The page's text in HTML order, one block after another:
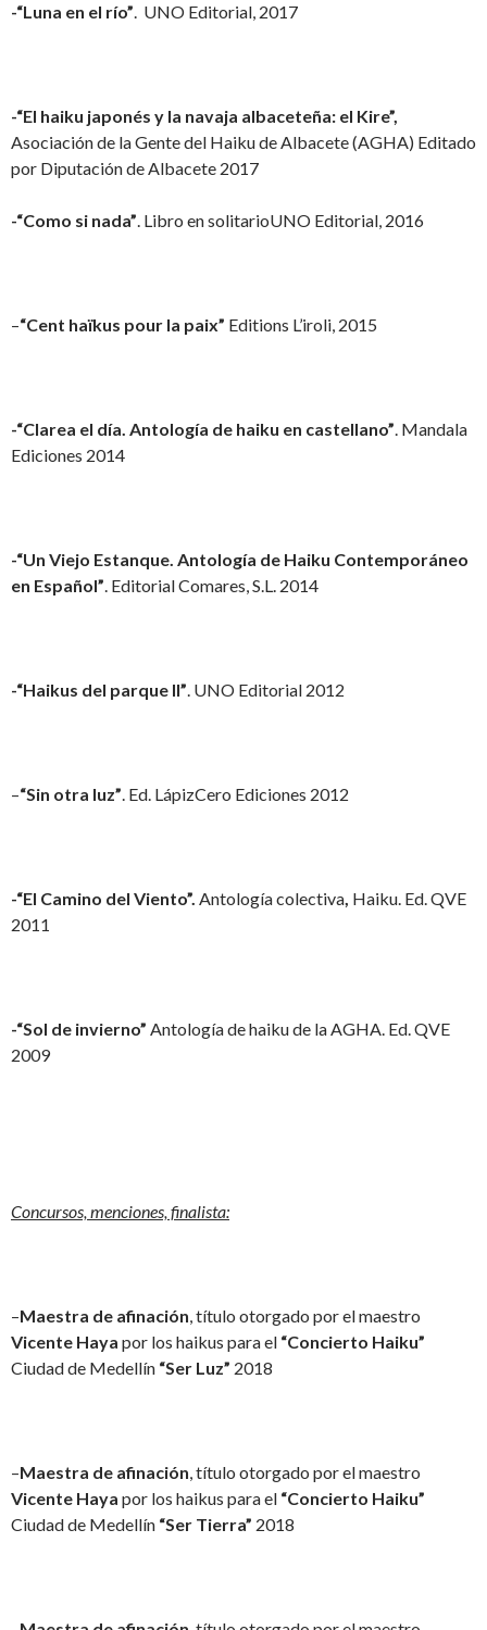
-“Luna en el río”. UNO Editorial, 2017
-“El haiku japonés y la navaja albaceteña: el Kire”,
Asociación de la Gente del Haiku de Albacete (AGHA) Editado
por Diputación de Albacete 2017
-“Como si nada”. Libro en solitarioUNO Editorial, 2016
–“Cent haïkus pour la paix” Editions L’iroli, 2015
-“Clarea el día. Antología de haiku en castellano”. Mandala
Ediciones 2014
-“Un Viejo Estanque. Antología de Haiku Contemporáneo
en Español”. Editorial Comares, S.L. 2014
-“Haikus del parque II”. UNO Editorial 2012
–“Sin otra luz”. Ed. LápizCero Ediciones 2012
-“El Camino del Viento”. Antología colectiva, Haiku. Ed. QVE
2011
-“Sol de invierno” Antología de haiku de la AGHA. Ed. QVE
2009
Concursos, menciones, finalista:
–Maestra de afinación, título otorgado por el maestro
Vicente Haya por los haikus para el “Concierto Haiku”
Ciudad de Medellín “Ser Luz” 2018
–Maestra de afinación, título otorgado por el maestro
Vicente Haya por los haikus para el “Concierto Haiku”
Ciudad de Medellín “Ser Tierra” 2018